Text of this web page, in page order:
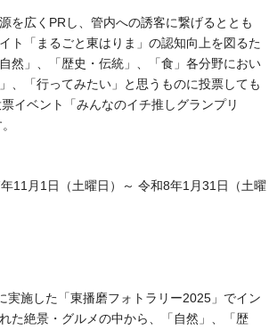
を広くPRし、管内への誘客に繋げるととも
ト「まるごと東はりま」の認知向上を図るた
然」、「歴史・伝統」、「食」各分野におい
、「行ってみたい」と思うものに投票しても
イベント「みんなのイチ推しグランプリ
11月1日（土曜日）～ 令和8年1月31日（土曜
実施した「東播磨フォトラリー2025」でイン
た絶景・グルメの中から、「自然」、「歴